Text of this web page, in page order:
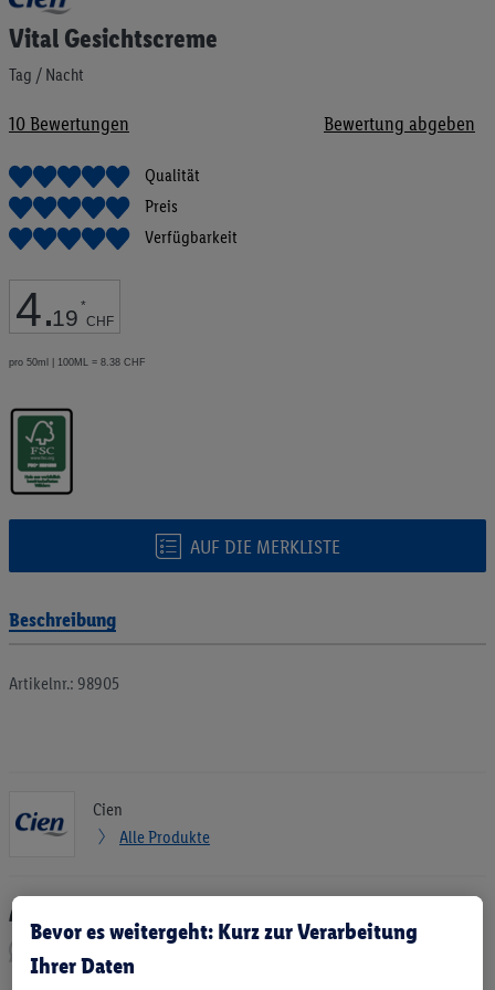
Vital Gesichtscreme
Tag / Nacht
10Bewertungen Bewertung abgeben
Qualität
Preis
Verfügbarkeit
4.19 *
CHF
pro 50ml | 100ML = 8.38 CHF
AUF DIE MERKLISTE
Anfang
der
springen
Beschreibung
Artikelnr.: 98905
Cien
Alle Produkte
Artikel empfehlen:
Bevor es weitergeht: Kurz zur Verarbeitung
Ihrer Daten